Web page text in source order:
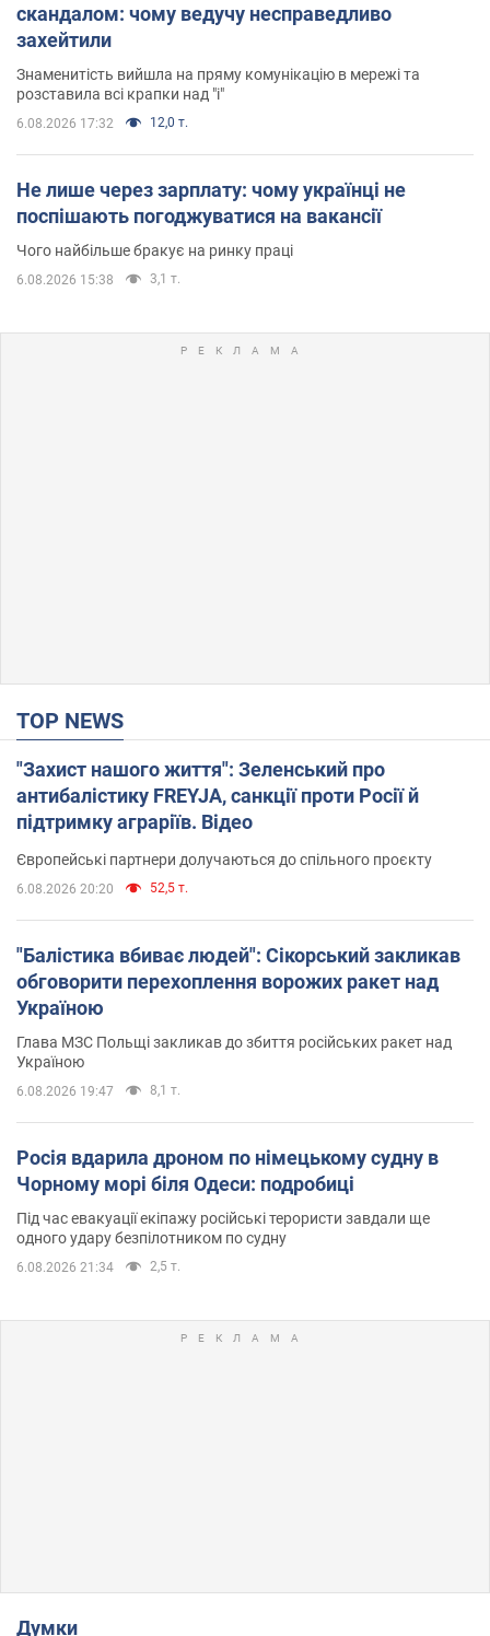
скандалом: чому ведучу несправедливо
захейтили
Знаменитість вийшла на пряму комунікацію в мережі та
розставила всі крапки над "і"
6.08.2026 17:32 12,0 т.
Не лише через зарплату: чому українці не
поспішають погоджуватися на вакансії
Чого найбільше бракує на ринку праці
6.08.2026 15:38 3,1 т.
TOP NEWS
"Захист нашого життя": Зеленський про
антибалістику FREYJA, санкції проти Росії й
підтримку аграріїв. Відео
Європейські партнери долучаються до спільного проєкту
6.08.2026 20:20 52,5 т.
"Балістика вбиває людей": Сікорський закликав
обговорити перехоплення ворожих ракет над
Україною
Глава МЗС Польщі закликав до збиття російських ракет над
Україною
6.08.2026 19:47 8,1 т.
Росія вдарила дроном по німецькому судну в
Чорному морі біля Одеси: подробиці
Під час евакуації екіпажу російські терористи завдали ще
одного удару безпілотником по судну
6.08.2026 21:34 2,5 т.
Думки